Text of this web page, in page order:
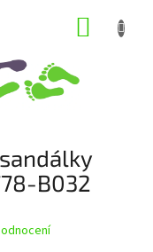
B032